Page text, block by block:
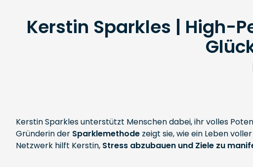
Kerstin Sparkles | High-
Kerstin Sparkles unterstützt Menschen dabei, ihr volles
Gründerin der Sparklemethode zeigt sie, wie ein Leben
Netzwerk hilft Kerstin, Stress abzubauen und Ziele zu